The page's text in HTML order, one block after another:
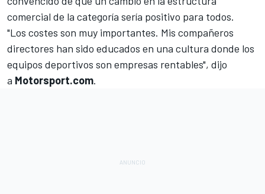
comercial de la categoría sería positivo para todos.
"Los costes son muy importantes. Mis compañeros
directores han sido educados en una cultura donde los
equipos deportivos son empresas rentables", dijo
a Motorsport.com.